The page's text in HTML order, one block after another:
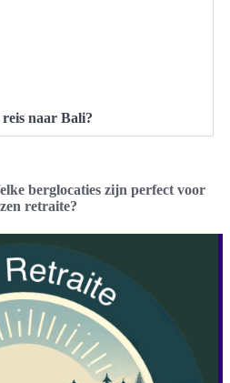
naar Bali?
berglocaties zijn perfect voor
retraite?